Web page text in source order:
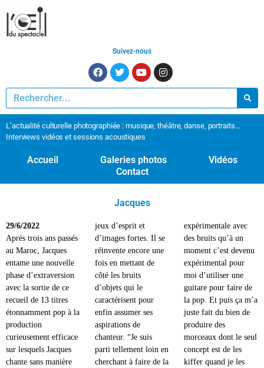
Suivez-nous
L’actualité culturelle photographiée : musique, théâtre, danse, portraits…
Interviews vidéos et sessions acoustiques
Accueil Galeries photos
Vidéos
Contact
Jacques
29/6/2022
Après trois ans passés
au Maroc, Jacques
entame une nouvelle
phase d’extraversion
avec la sortie de ce
recueil de 13 titres
étonnamment pop à la
production
curieusement efficace
sur lesquels Jacques
chante sans manière
jeux d’esprit et
d’images fortes. Il se
réinvente encore une
fois en mettant de
côté les bruits
d’objets qui le
caractérisent pour
enfin assumer ses
aspirations de
chanteur. “Je suis
parti tellement loin en
cherchant à faire de la
expérimentale avec
des bruits qu’à un
moment c’est devenu
expérimental pour
moi d’utiliser une
guitare pour faire de
la pop. Et puis ça m’a
juste fait du bien de
produire des
morceaux dont le seul
concept est de les
kiffer quand je les